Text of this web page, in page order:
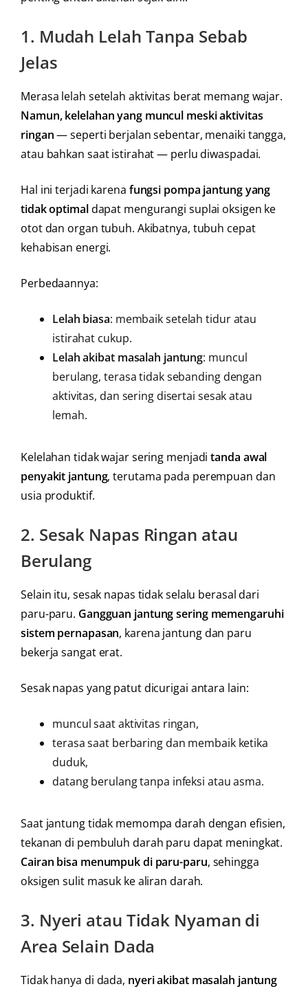
1. Mudah Lelah Tanpa Sebab
Jelas
Merasa lelah setelah aktivitas berat memang wajar.
Namun, kelelahan yang muncul meski aktivitas
ringan— seperti berjalan sebentar, menaiki tangga,
atau bahkan saat istirahat — perlu diwaspadai.
Hal ini terjadi karena fungsi pompa jantung yang
tidak optimaldapat mengurangi suplai oksigen ke
otot dan organ tubuh. Akibatnya, tubuh cepat
kehabisan energi.
Perbedaannya:
Lelah biasa: membaik setelah tidur atau
istirahat cukup.
Lelah akibat masalah jantung: muncul
berulang, terasa tidak sebanding dengan
aktivitas, dan sering disertai sesak atau
lemah.
Kelelahan tidak wajar sering menjaditanda awal
penyakit jantung, terutama pada perempuan dan
usia produktif.
2. Sesak Napas Ringan atau
Berulang
Selain itu, sesak napas tidak selalu berasal dari
paru-paru. Gangguan jantung sering memengaruhi
sistem pernapasan, karena jantung dan paru
bekerja sangat erat.
Sesak napas yang patut dicurigai antara lain:
muncul saat aktivitas ringan,
terasa saat berbaring dan membaik ketika
duduk,
datang berulang tanpa infeksi atau asma.
Saat jantung tidak memompa darah dengan efisien,
tekanan di pembuluh darah paru dapat meningkat.
Cairan bisa menumpuk di paru-paru, sehingga
oksigen sulit masuk ke aliran darah.
3. Nyeri atau Tidak Nyaman di
Area Selain Dada
Tidak hanya di dada, nyeri akibat masalah jantung